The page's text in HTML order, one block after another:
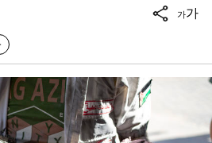
가가